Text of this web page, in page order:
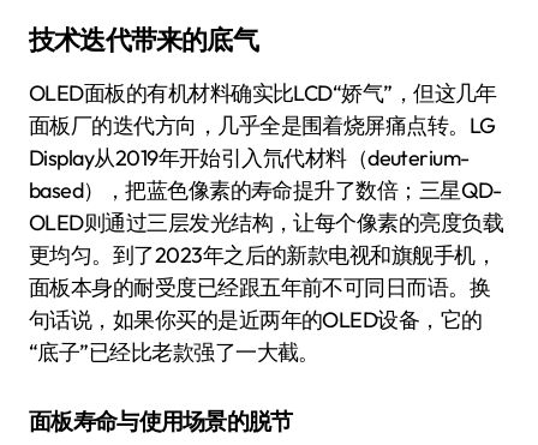
技术迭代带来的底气
OLED面板的有机材料确实比LCD“娇气”，但这几年
面板厂的迭代方向，几乎全是围着烧屏痛点转。LG
Display从2019年开始引入氘代材料（deuterium-
based），把蓝色像素的寿命提升了数倍；三星QD-
OLED则通过三层发光结构，让每个像素的亮度负载
更均匀。到了2023年之后的新款电视和旗舰手机，
面板本身的耐受度已经跟五年前不可同日而语。换
句话说，如果你买的是近两年的OLED设备，它的
“底子”已经比老款强了一大截。
面板寿命与使用场景的脱节